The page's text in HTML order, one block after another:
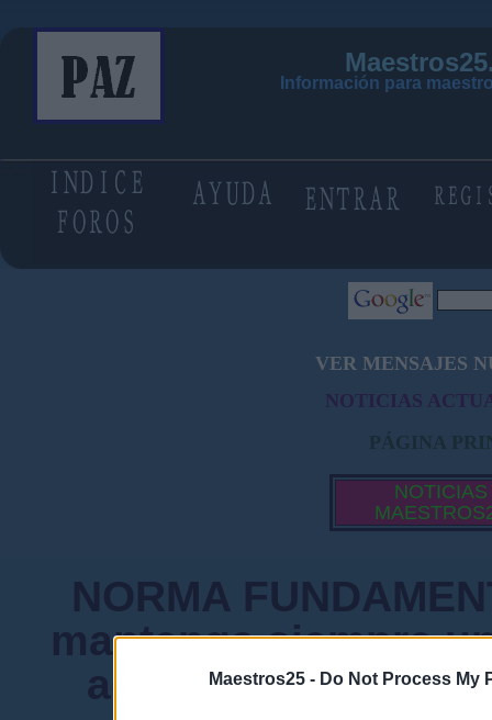
Maestros25 - Do Not Process My
Información para
VER MENSAJES
NOTICIAS
PÁGINA
NOTICIAS
NORMA
mantenga siempre
admiten mensajes